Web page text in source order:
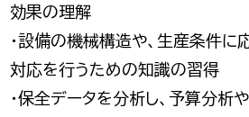
効果の理解
・設備の機械構造や、生産条件に
対応を行うための知識の習得
・保全データを分析し、予算分析